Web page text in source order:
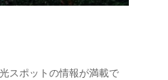
スポットの情報が満載で